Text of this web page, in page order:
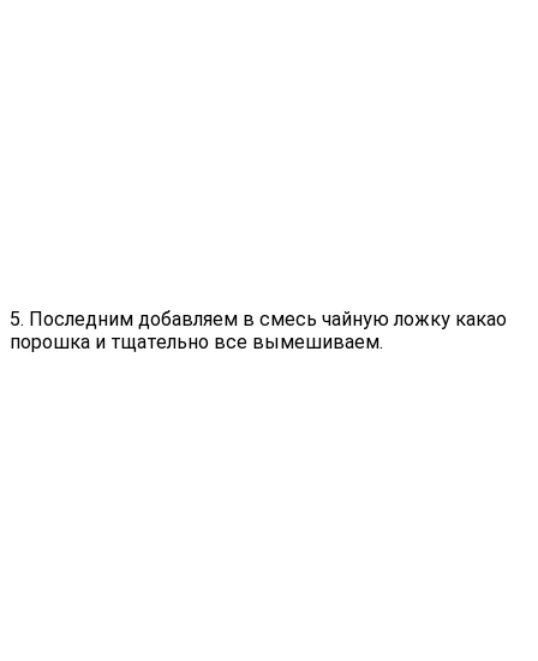
5. Последним добавляем в смесь чайную ложку какао
порошка и тщательно все вымешиваем.